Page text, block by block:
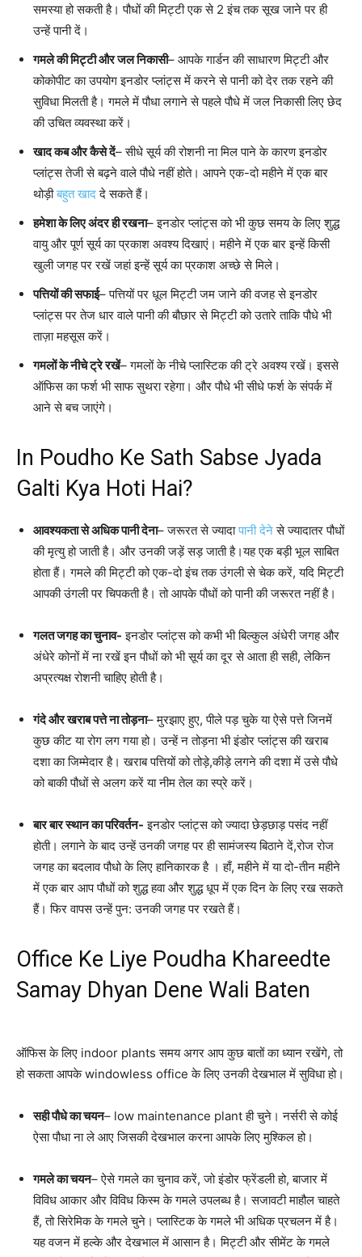
समस्या हो सकती है। पौधों की मिट्टी एक से 2 इंच तक सूख जाने पर ही
उन्हें पानी दें।
गमले की मिट्टी और जल निकासी– आपके गार्डन की साधारण मिट्टी और
कोकोपीट का उपयोग इनडोर प्लांट्स में करने से पानी को देर तक रहने की
सुविधा मिलती है। गमले में पौधा लगाने से पहले पौधे में जल निकासी लिए छेद
की उचित व्यवस्था करें।
खाद कब और कैसे दें– सीधे सूर्य की रोशनी ना मिल पाने के कारण इनडोर
प्लांट्स तेजी से बढ़ने वाले पौधे नहीं होते। आपने एक-दो महीने में एक बार
थोड़ीबहुत खाददे सकते हैं।
हमेशा के लिए अंदर ही रखना– इनडोर प्लांट्स को भी कुछ समय के लिए शुद्ध
वायु और पूर्ण सूर्य का प्रकाश अवश्य दिखाएं। महीने में एक बार इन्हें किसी
खुली जगह पर रखें जहां इन्हें सूर्य का प्रकाश अच्छे से मिले।
पत्तियों की सफाई– पत्तियों पर धूल मिट्टी जम जाने की वजह से इनडोर
प्लांट्स पर तेज धार वाले पानी की बौछार से मिट्टी को उतारे ताकि पौधे भी
ताज़ा महसूस करें।
गमलों के नीचे ट्रे रखें– गमलों के नीचे प्लास्टिक की ट्रे अवश्य रखें। इससे
ऑफिस का फर्श भी साफ सुथरा रहेगा। और पौधे भी सीधे फर्श के संपर्क में
आने से बच जाएंगे।
In Poudho Ke Sath Sabse Jyada
Galti Kya Hoti Hai?
आवश्यकता से अधिक पानी देना– जरूरत से ज्यादापानी देनेसे ज्यादातर पौधों
की मृत्यु हो जाती है। और उनकी जड़ें सड़ जाती है।यह एक बड़ी भूल साबित
होता हैं। गमले की मिट्टी को एक-दो इंच तक उंगली से चेक करें, यदि मिट्टी
आपकी उंगली पर चिपकती है। तो आपके पौधों को पानी की जरूरत नहीं है।
गलत जगह का चुनाव- इनडोर प्लांट्स को कभी भी बिल्कुल अंधेरी जगह और
अंधेरे कोनों में ना रखें इन पौधों को भी सूर्य का दूर से आता ही सही, लेकिन
अप्रत्यक्ष रोशनी चाहिए होती है।
गंदे और खराब पत्ते ना तोड़ना– मुरझाए हुए, पीले पड़ चुके या ऐसे पत्ते जिनमें
कुछ कीट या रोग लग गया हो। उन्हें न तोड़ना भी इंडोर प्लांट्स की खराब
दशा का जिम्मेदार है। खराब पत्तियों को तोड़े,कीड़े लगने की दशा में उसे पौधे
को बाकी पौधों से अलग करें या नीम तेल का स्प्रे करें।
बार बार स्थान का परिवर्तन- इनडोर प्लांट्स को ज्यादा छेड़छाड़ पसंद नहीं
होती। लगाने के बाद उन्हें उनकी जगह पर ही सामंजस्य बिठाने दें,रोज रोज
जगह का बदलाव पौधो के लिए हानिकारक है । हाँ, महीने में या दो-तीन महीने
में एक बार आप पौधों को शुद्ध हवा और शुद्ध धूप में एक दिन के लिए रख सकते
हैं। फिर वापस उन्हें पुन: उनकी जगह पर रखते हैं।
Office Ke Liye Poudha Khareedte
Samay Dhyan Dene Wali Baten
ऑफिस के लिए indoor plants समय अगर आप कुछ बातों का ध्यान रखेंगे, तो
हो सकता आपके windowless office के लिए उनकी देखभाल में सुविधा हो।
सही पौधे का चयन– low maintenance plant ही चुने। नर्सरी से कोई
ऐसा पौधा ना ले आए जिसकी देखभाल करना आपके लिए मुश्किल हो।
गमले का चयन– ऐसे गमले का चुनाव करें, जो इंडोर फ्रेंडली हो, बाजार में
विविध आकार और विविध किस्म के गमले उपलब्ध है। सजावटी माहौल चाहते
हैं, तो सिरेमिक के गमले चुने। प्लास्टिक के गमले भी अधिक प्रचलन में है।
यह वजन में हल्के और देखभाल में आसान है। मिट्टी और सीमेंट के गमले